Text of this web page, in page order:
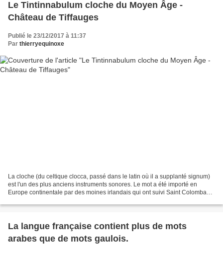
Le Tintinnabulum cloche du Moyen Âge -
Château de Tiffauges
Publié le 23/12/2017 à 11:37
Par thierryequinoxe
La cloche (du celtique clocca, passé dans le latin où il a supplanté signum)
est l'un des plus anciens instruments sonores. Le mot a été importé en
Europe continentale par des moines irlandais qui ont suivi Saint Colomban
La langue française contient plus de mots
arabes que de mots gaulois.